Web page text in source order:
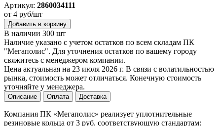
Артикул: 2860034111
от 4 руб/шт
Добавить в корзину
В наличии 300 шт
Наличие указано с учетом остатков по всем складам ПК
"Мегаполис". Для уточнения остатков по вашему городу
свяжитесь с менеджером компании.
Цена актуальная на 23 июля 2026 г. В связи с волатильностью
рынка, стоимость может отличаться. Конечную стоимость
уточняйте у менеджера.
Описание Оплата Доставка
Компания ПК «Мегаполис» реализует уплотнительные
резиновые кольца от 3 руб. соответствующую стандартам: